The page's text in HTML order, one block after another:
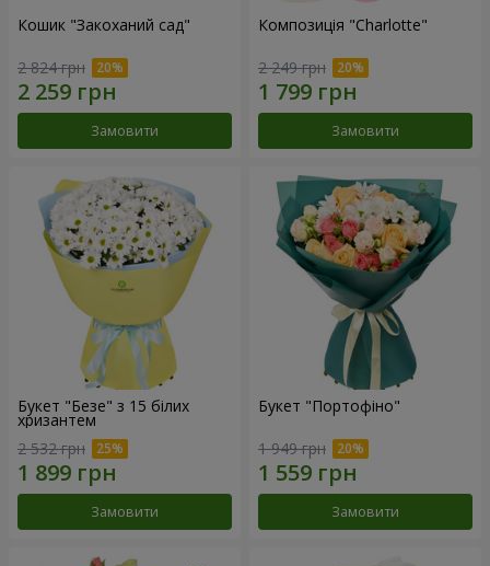
Кошик "Закоханий сад"
2 824 грн
Замовити
Композиція "Charlotte"
2 249 грн
Замовити
Букет "Безе" з 15 білих
хризантем
2 532 грн
Замовити
Букет "Портофіно"
1 949 грн
Замовити